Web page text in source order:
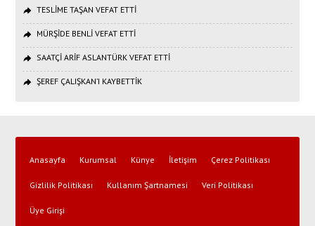
TESLİME TAŞAN VEFAT ETTİ
MÜRŞİDE BENLİ VEFAT ETTİ
SAATÇİ ARİF ASLANTÜRK VEFAT ETTİ
ŞEREF ÇALIŞKAN’I KAYBETTİK
Anasayfa Kurumsal Künye İletişim Çerez Politikası
Gizlilik Politikası Kullanım Şartnamesi Veri Politikası
Üye Girişi